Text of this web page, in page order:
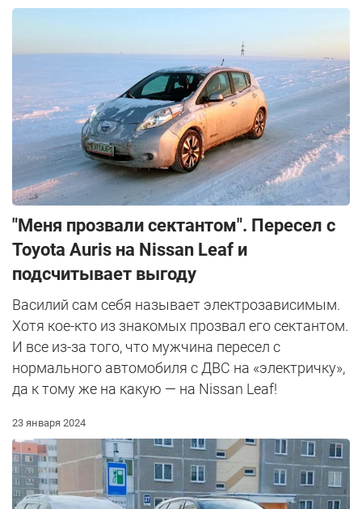
"Меня прозвали сектантом". Пересел с
Toyota Auris на Nissan Leaf и
подсчитывает выгоду
Василий сам себя называет электрозависимым.
Хотя кое-кто из знакомых прозвал его сектантом.
И все из-за того, что мужчина пересел с
нормального автомобиля с ДВС на «электричку»,
да к тому же на какую — на Nissan Leaf!
23 января 2024